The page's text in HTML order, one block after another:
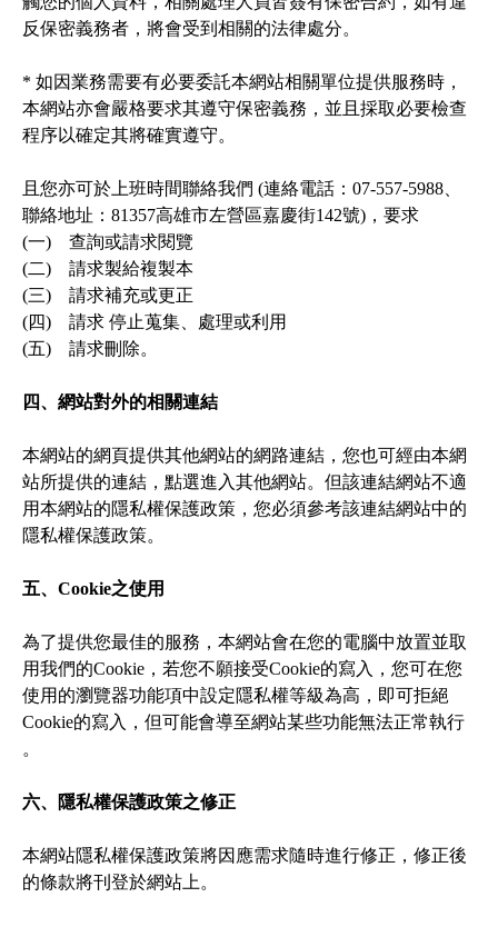
反保密義務者，將會受到相關的法律處分。
* 如因業務需要有必要委託本網站相關單位提供服務時，
本網站亦會嚴格要求其遵守保密義務，並且採取必要檢查
程序以確定其將確實遵守。
且您亦可於上班時間聯絡我們 (連絡電話：07-557-5988、
聯絡地址：81357高雄市左營區嘉慶街142號)，要求
(一)　查詢或請求閱覽
(二)　請求製給複製本
(三)　請求補充或更正
(四)　請求 停止蒐集、處理或利用
(五)　請求刪除。
四、網站對外的相關連結
本網站的網頁提供其他網站的網路連結，您也可經由本網
站所提供的連結，點選進入其他網站。但該連結網站不適
用本網站的隱私權保護政策，您必須參考該連結網站中的
隱私權保護政策。
五、Cookie之使用
為了提供您最佳的服務，本網站會在您的電腦中放置並取
用我們的Cookie，若您不願接受Cookie的寫入，您可在您
使用的瀏覽器功能項中設定隱私權等級為高，即可拒絕
Cookie的寫入，但可能會導至網站某些功能無法正常執行
。
六、隱私權保護政策之修正
本網站隱私權保護政策將因應需求隨時進行修正，修正後
的條款將刊登於網站上。